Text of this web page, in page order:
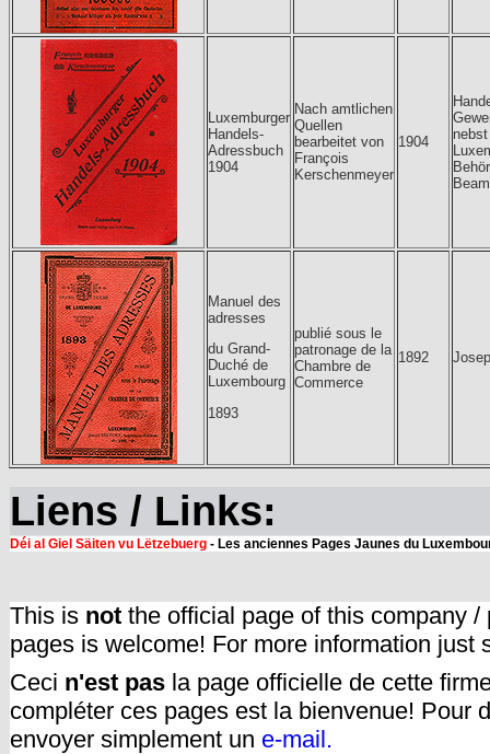
Luxemburger
Handels-
Adressbuch
1904
Nach amtlichen
Quellen
bearbeitet von
François
Kerschenmeyer
1904
Manuel des
adresses
du Grand-
Duché de
Luxembourg
1893
publié sous le
patronage de la
Chambre de
Commerce
1892
Liens / Links:
Déi al Giel Säiten vu Lëtzebuerg - Les anciennes Pages Jaunes du
This is not the official page of this company
pages is welcome! For more information just
Ceci n'est pas la page officielle de cette
compléter ces pages est la bienvenue! Pour
envoyer simplement un e-mail.